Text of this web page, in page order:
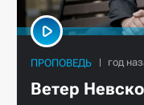
ПРОПОВЕДЬ
Ветер